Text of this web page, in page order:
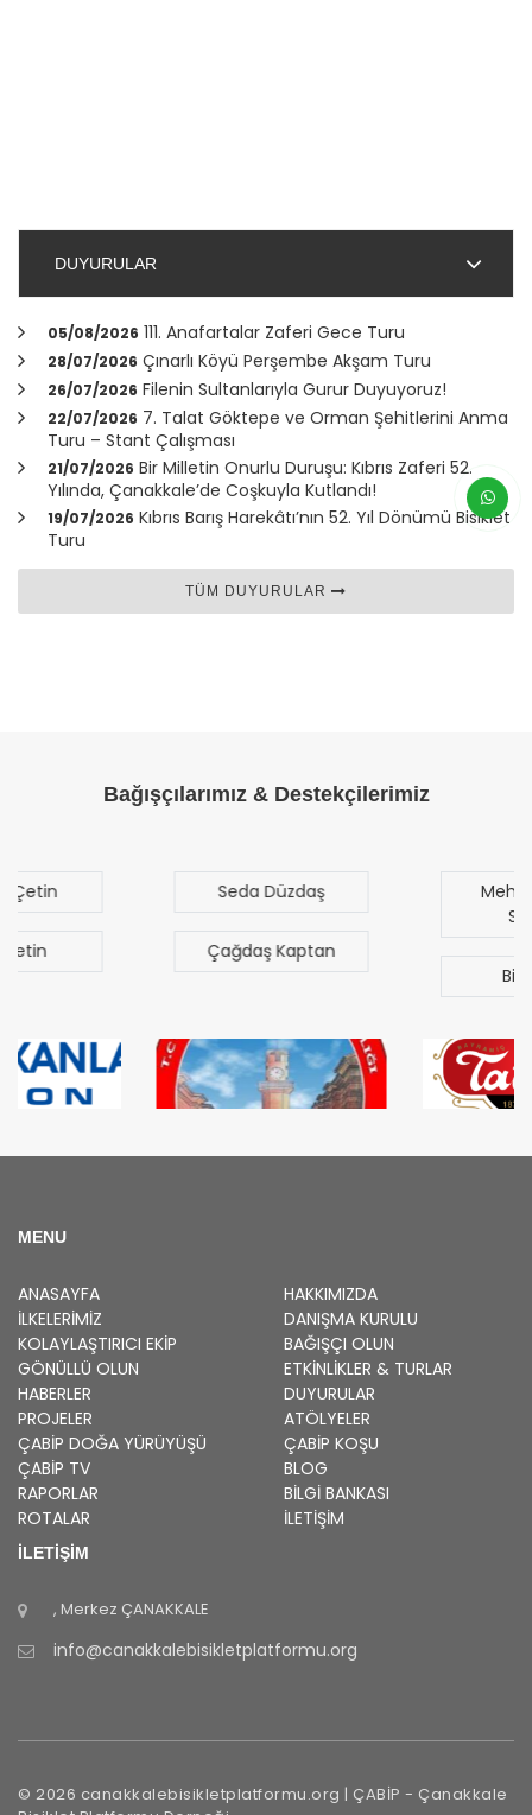
DUYURULAR
05/08/2026 111. Anafartalar Zaferi Gece Turu
28/07/2026 Çınarlı Köyü Perşembe Akşam Turu
26/07/2026 Filenin Sultanlarıyla Gurur Duyuyoruz!
22/07/2026 7. Talat Göktepe ve Orman Şehitlerini Anma
Turu – Stant Çalışması
21/07/2026 Bir Milletin Onurlu Duruşu: Kıbrıs Zaferi 52.
Yılında, Çanakkale’de Coşkuyla Kutlandı!
19/07/2026 Kıbrıs Barış Harekâtı’nın 52. Yıl Dönümü Bisiklet
Turu
TÜM DUYURULAR
Bağışçılarımız & Destekçilerimiz
Bilal Türk
MENU
ANASAYFA
HAKKIMIZDA
İLKELERIMIZ
DANIŞMA KURULU
KOLAYLAŞTIRICI EKIP
BAĞIŞÇI OLUN
GÖNÜLLÜ OLUN
ETKINLIKLER & TURLAR
HABERLER
DUYURULAR
PROJELER
ATÖLYELER
ÇABİP DOĞA YÜRÜYÜŞÜ ÇABİP KOŞU
ÇABİP TV
BLOG
RAPORLAR
BILGI BANKASI
ROTALAR
İLETİŞİM
İLETİŞİM
, Merkez ÇANAKKALE
info@canakkalebisikletplatformu.org
© 2026 canakkalebisikletplatformu.org | ÇABİP - Çanakkale